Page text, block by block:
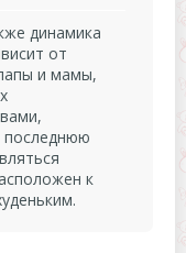
динамика
от
и мамы,
последнюю
к